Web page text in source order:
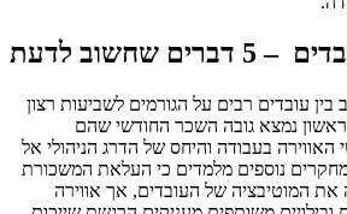
שחשוב לדעת
עובדים רבים על הגורמים לשביעות רצון
נמצא גובה השכר החודשי שהם
בעבודה והיחס של הדרג הניהולי אל
נוספים מלמדים כי העלאת המשכורת
המוטיבציה של העובדים, אך אווירה